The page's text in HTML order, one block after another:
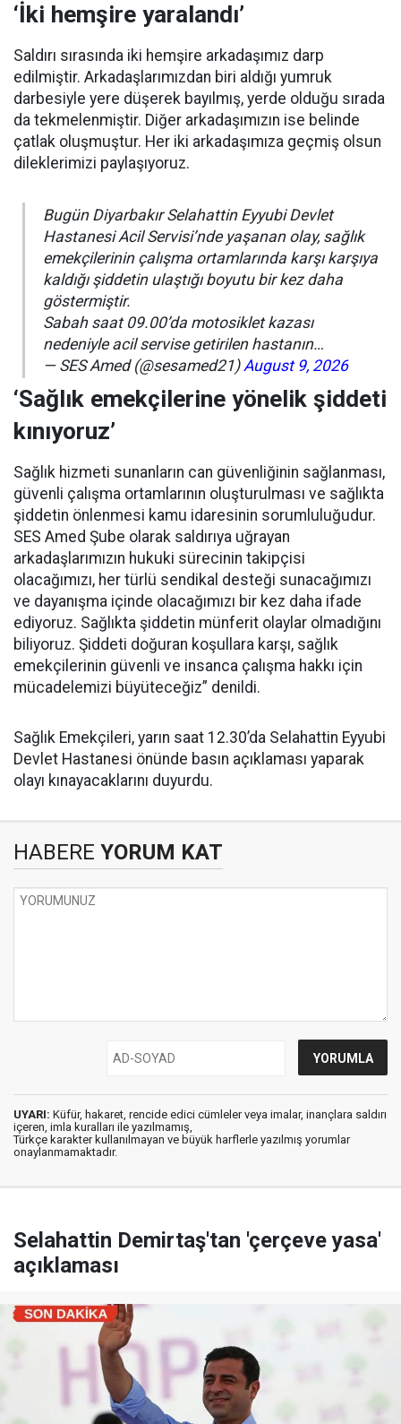
‘İki hemşire yaralandı’
Saldırı sırasında iki hemşire arkadaşımız darp
edilmiştir. Arkadaşlarımızdan biri aldığı yumruk
darbesiyle yere düşerek bayılmış, yerde olduğu sırada
da tekmelenmiştir. Diğer arkadaşımızın ise belinde
çatlak oluşmuştur. Her iki arkadaşımıza geçmiş olsun
dileklerimizi paylaşıyoruz.
Bugün Diyarbakır Selahattin Eyyubi Devlet
Hastanesi Acil Servisi’nde yaşanan olay, sağlık
emekçilerinin çalışma ortamlarında karşı karşıya
kaldığı şiddetin ulaştığı boyutu bir kez daha
göstermiştir.
Sabah saat 09.00’da motosiklet kazası
nedeniyle acil servise getirilen hastanın…
— SES Amed (@sesamed21)August 9, 2026
‘Sağlık emekçilerine yönelik şiddeti
kınıyoruz’
Sağlık hizmeti sunanların can güvenliğinin sağlanması,
güvenli çalışma ortamlarının oluşturulması ve sağlıkta
şiddetin önlenmesi kamu idaresinin sorumluluğudur.
SES Amed Şube olarak saldırıya uğrayan
arkadaşlarımızın hukuki sürecinin takipçisi
olacağımızı, her türlü sendikal desteği sunacağımızı
ve dayanışma içinde olacağımızı bir kez daha ifade
ediyoruz. Sağlıkta şiddetin münferit olaylar olmadığını
biliyoruz. Şiddeti doğuran koşullara karşı, sağlık
emekçilerinin güvenli ve insanca çalışma hakkı için
mücadelemizi büyüteceğiz” denildi.
Sağlık Emekçileri, yarın saat 12.30’da Selahattin Eyyubi
Devlet Hastanesi önünde basın açıklaması yaparak
olayı kınayacaklarını duyurdu.
HABERE YORUM KAT
UYARI: Küfür, hakaret, rencide edici cümleler veya imalar, inançlara saldırı
içeren, imla kuralları ile yazılmamış,
Türkçe karakter kullanılmayan ve büyük harflerle yazılmış yorumlar
onaylanmamaktadır.
Selahattin Demirtaş'tan 'çerçeve yasa'
açıklaması